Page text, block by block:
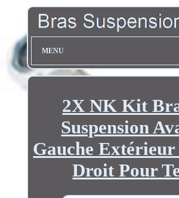
MENU
2X NK Kit
Suspension
Gauche Extérieur
Droit Pour